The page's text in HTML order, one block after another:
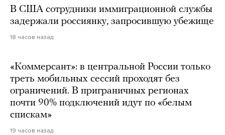
В США сотрудники иммиграционной службы
задержали россиянку, запросившую убежище
18 часов назад
«Коммерсант»: в центральной России только
треть мобильных сессий проходят без
ограничений. В приграничных регионах
почти 90% подключений идут по «белым
спискам»
19 часов назад